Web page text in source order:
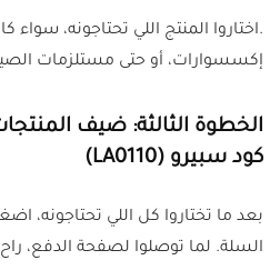
.اختاروا المنتج اللي تحتاجونه، سواء
إكسسوارات، أو حتى مستلزمات
الخطوة الثالثة: ضيف
كود سبيرو (LA0110)
بعد ما تختاروا كل اللي تحتاجونه،
السلة. لما توصلوا لصفحة الدفع،